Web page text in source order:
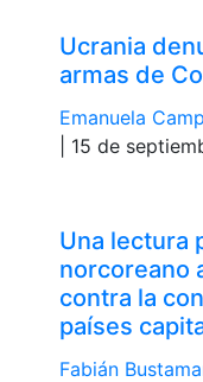
Ucrania
armas de
Emanuela
| 15 de
Una lectura
norcoreano
contra la
países
Fabián